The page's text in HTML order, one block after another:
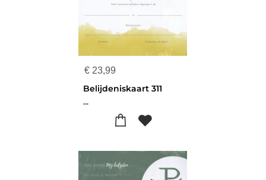
€ 23,99
Belijdeniskaart 311
...